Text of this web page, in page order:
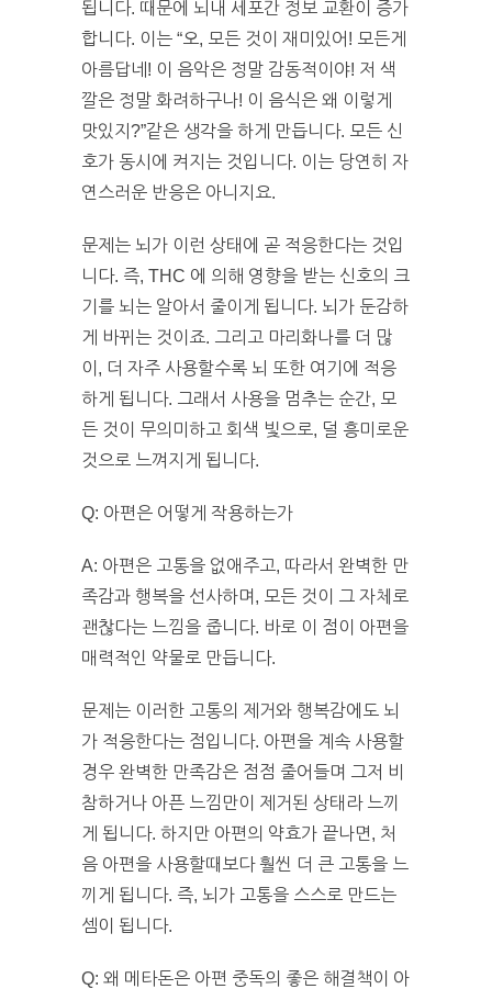
됩니다. 때문에 뇌내 세포간 정보 교환이 증가
합니다. 이는 “오, 모든 것이 재미있어! 모든게
아름답네! 이 음악은 정말 감동적이야! 저 색
깔은 정말 화려하구나! 이 음식은 왜 이렇게
맛있지?”같은 생각을 하게 만듭니다. 모든 신
호가 동시에 켜지는 것입니다. 이는 당연히 자
연스러운 반응은 아니지요.
문제는 뇌가 이런 상태에 곧 적응한다는 것입
니다. 즉, THC 에 의해 영향을 받는 신호의 크
기를 뇌는 알아서 줄이게 됩니다. 뇌가 둔감하
게 바뀌는 것이죠. 그리고 마리화나를 더 많
이, 더 자주 사용할수록 뇌 또한 여기에 적응
하게 됩니다. 그래서 사용을 멈추는 순간, 모
든 것이 무의미하고 회색 빛으로, 덜 흥미로운
것으로 느껴지게 됩니다.
Q: 아편은 어떻게 작용하는가
A: 아편은 고통을 없애주고, 따라서 완벽한 만
족감과 행복을 선사하며, 모든 것이 그 자체로
괜찮다는 느낌을 줍니다. 바로 이 점이 아편을
매력적인 약물로 만듭니다.
문제는 이러한 고통의 제거와 행복감에도 뇌
가 적응한다는 점입니다. 아편을 계속 사용할
경우 완벽한 만족감은 점점 줄어들며 그저 비
참하거나 아픈 느낌만이 제거된 상태라 느끼
게 됩니다. 하지만 아편의 약효가 끝나면, 처
음 아편을 사용할때보다 훨씬 더 큰 고통을 느
끼게 됩니다. 즉, 뇌가 고통을 스스로 만드는
셈이 됩니다.
Q: 왜 메타돈은 아편 중독의 좋은 해결책이 아